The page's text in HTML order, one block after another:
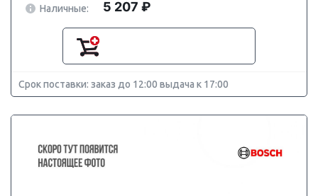
Наличные: 5 207 ₽
Срок поставки: заказ до 12:00 выдача к 17:00